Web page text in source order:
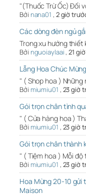
"(Thuốc Trừ Ốc) Đối
Bởi nana01 , 2 giờ
Các dòng đèn ngủ
Trong xu hướng thiết
Bởi nguoiaylaai,21
Lẵng Hoa Chúc
" ( Shop hoa )
Bởi miumiu01 , 23 giờ
Gói trọn chân tình
" ( Cửa hàng hoa )
Bởi miumiu01 , 23 giờ
Gói trọn chân thành
" ( Tiệm hoa ) Mỗi
Bởi miumiu01 , 23 giờ
Hoa Mừng 20-10
Maison